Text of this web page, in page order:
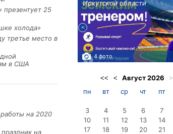
презентует 25
холода»
третье место в
в США
на 2020
на
предприятие
Иркутской области
4 фото
<< < Август2026 >
пн вт ср чт пт
3
4 5 6 7
10
11 12 13 14
17
18 19 20 21